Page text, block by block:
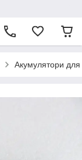
Акумулятори для